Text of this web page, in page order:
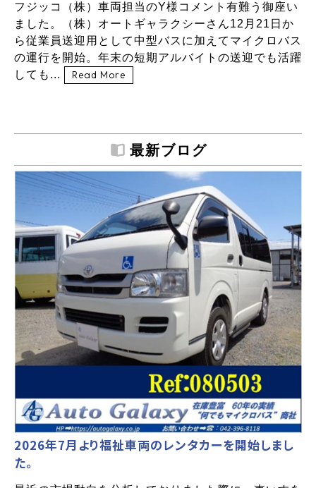
フジッコ（株）車両担当のY様コメント有難う御座い
ました。（株）オートギャラクシーさん12月21日か
ら従業員送迎用として中型バスに加えてマイクロバス
の運行を開始。年末の短期アルバイトの送迎でも活躍
しても...
Read More
最新ブログ
2026年7月より福祉車両のレンタカーを開始しまし
た。